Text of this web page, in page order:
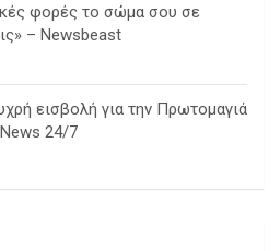
φορές το σώμα σου σε
– Newsbeast
εισβολή για την Πρωτομαγιά
24/7